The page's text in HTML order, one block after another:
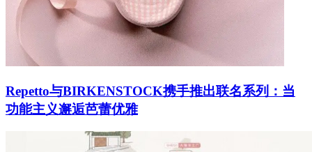
Repetto与BIRKENSTOCK携手推出联名系列：当
功能主义邂逅芭蕾优雅